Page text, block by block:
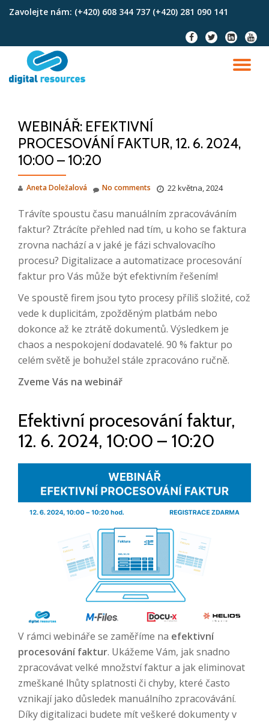
Zavolejte nám: (+420) 608 344 737 (+420) 281 090 141
fa-
facebook
fa-
twitter
fa-
linkedin-
square
fa-
WEBINÁŘ: EFEKTIVNÍ
PROCESOVÁNÍ FAKTUR, 12. 6. 2024,
10:00 – 10:20
Aneta Doležalová 22 května, 2024
No comments
Trávíte spoustu času manuálním zpracováváním
faktur? Ztrácíte přehled nad tím, u koho se faktura
zrovna nachází a v jaké je fázi schvalovacího
procesu? Digitalizace a automatizace procesování
faktur pro Vás může být efektivním řešením!
Ve spoustě firem jsou tyto procesy příliš složité, což
vede k duplicitám, zpožděným platbám nebo
dokonce až ke ztrátě dokumentů. Výsledkem je
chaos a nespokojení dodavatelé. 90 % faktur po
celém světě je bohužel stále zpracováno ručně.
Zveme Vás na webinář
Efektivní procesování faktur,
12. 6. 2024, 10:00 – 10:20
V rámci webináře se zaměříme na efektivní
procesování faktur. Ukážeme Vám, jak snadno
zpracovávat velké množství faktur a jak eliminovat
zmeškané lhůty splatnosti či chyby, které často
vznikají jako důsledek manuálního zpracovávání.
Díky digitalizaci budete mít veškeré dokumenty v